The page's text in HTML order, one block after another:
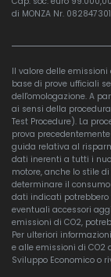
di MONZA Nr.
Il valore delle
base di prove ufficiali
dell'omologazione. A
ai sensi della
Test Procedure). La
prova
guida relativa al
dati inerenti a tutti i
motore, anche lo stile
determinare il
dati indicati potrebbero
eventuali accessori
emissioni di CO2,
Per ulteriori
e alle emissioni di CO2
Sviluppo Economico o